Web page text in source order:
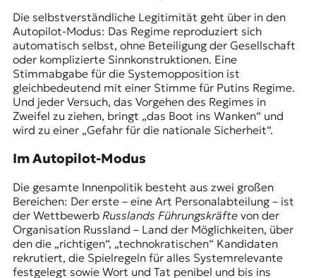
Die selbstverständliche Legitimität geht über in den
Autopilot-Modus: Das Regime reproduziert sich
automatisch selbst, ohne Beteiligung der Gesellschaft
oder komplizierte Sinnkonstruktionen. Eine
Stimmabgabe für die Systemopposition ist
gleichbedeutend mit einer Stimme für Putins Regime.
Und jeder Versuch, das Vorgehen des Regimes in
Zweifel zu ziehen, bringt „das Boot ins Wanken“ und
wird zu einer „Gefahr für die nationale Sicherheit“.
Im Autopilot-Modus
Die gesamte Innenpolitik besteht aus zwei großen
Bereichen: Der erste – eine Art Personalabteilung – ist
der Wettbewerb Russlands Führungskräfte von der
Organisation Russland – Land der Möglichkeiten, über
den die „richtigen“, „technokratischen“ Kandidaten
rekrutiert, die Spielregeln für alles Systemrelevante
festgelegt sowie Wort und Tat penibel und bis ins